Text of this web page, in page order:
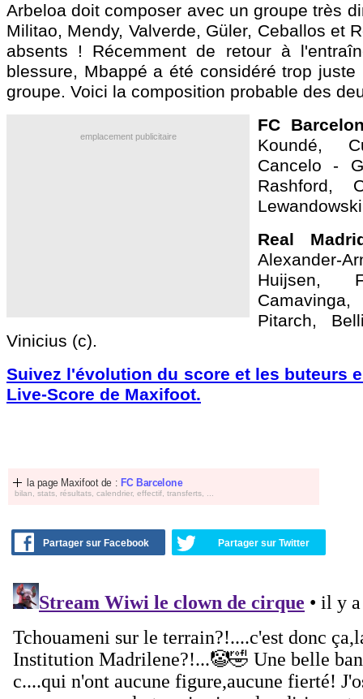
Arbeloa doit composer avec un groupe très
Militao, Mendy, Valverde, Güler, Ceballos et
absents ! Récemment de retour à
blessure, Mbappé a été considéré trop juste
groupe. Voici la composition probable des
emplacement publicitaire
FC
Koundé,
Cancelo -
Rashford,
Real
Alexander-
Huijsen,
Pitarch,
Vinicius (c).
Suivez l'évolution du score et les buteurs
Live-Score de Maxifoot.
la page Maxifoot de : FC Barcelone
bilan, stats, résultats, calendrier, effectif, transferts, ...
Partager sur Facebook Partager sur Twitter